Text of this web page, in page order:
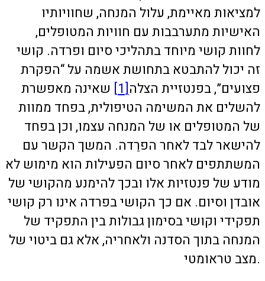
למציאות מאיימת, עלול המנחה, שחוויותיו
האישיות מתערבבות עם חוויות המטופלים,
לחוות קושי מיוחד בתהליכי סיום ופרדה. קושי
זה יכול להתבטא בתחושת אשמה על “הפקרת
פצועים”, בפנטזיית הצלה[1]
שאינה מאפשרת
להשלים את המשימה הטיפולית, בפחד ממוות
של המטופלים או של המנחה עצמו, וכן בפחד
להישאר לבד לאחר הפרֵדה. המשך הקשר עם
המשתתפים לאחר סיום הפעילות הוא מימוש לא
מודע של פנטזיות אלו ובכך להימנע מהקושי של
אובדן וסיום. אם כך הקושי בפרדה אינו רק קושי
תפקידי וקושי בסימון גבולות בין התפקיד של
המנחה בתוך הסדנה ולאחריה, אלא גם ביטוי של
מצב טראומטי.